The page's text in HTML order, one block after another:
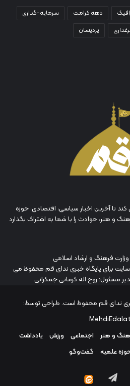
دهه کرامت
سرمایه-گذاری
پردیسان
تا آخرین اخبار سیاسی، اقتصادی، حوزه
و هنر، حوادث را با شما به اشتراک بگذارد
فرهنگ و ارشاد اسلامی
برای پایگاه خبری ندای قم محفوظ می
مسئول: روح اله کرمانی جمکرانی
ندای قم محفوظ است. طراحی توسط:
و هنر اجتماعی ورزش
یادداشت
علمیه گفت‌وگو
اینستاگرامتلگرام